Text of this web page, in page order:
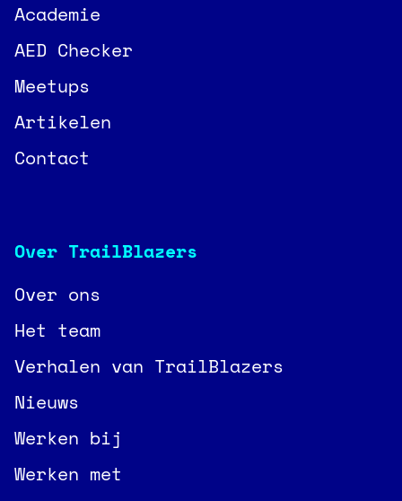
Academie
AED Checker
Meetups
Artikelen
Contact
Over TrailBlazers
Over ons
Het team
Verhalen van TrailBlazers
Nieuws
Werken bij
Werken met